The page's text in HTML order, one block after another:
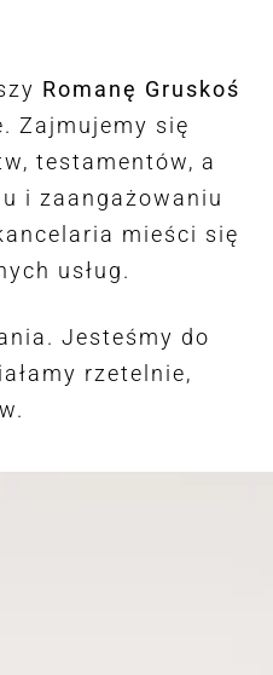
Romanę Gruskoś
Zajmujemy się
testamentów, a
i zaangażowaniu
mieści się
usług.
Jesteśmy do
rzetelnie,